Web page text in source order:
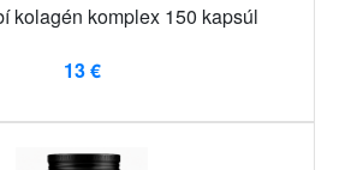
kolagén komplex 150 kapsúl
13 €